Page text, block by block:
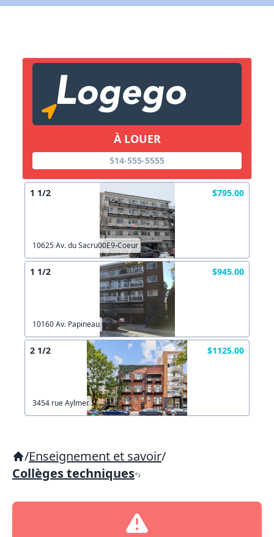
À LOUER
514-555-5555
1 1/2 $795.00
10625 Av. du Sacru00E9-Coeur
1 1/2 $945.00
10160 Av. Papineau
2 1/2 $1125.00
3454 rue Aylmer
/Enseignement et savoir/
Collèges techniques
X Fermer
Lien vers inscription (sera inclus dans courriel)
Copier lien